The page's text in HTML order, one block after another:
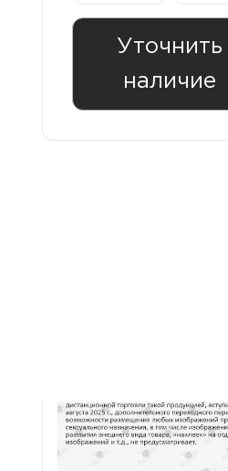
Уточнить
наличие